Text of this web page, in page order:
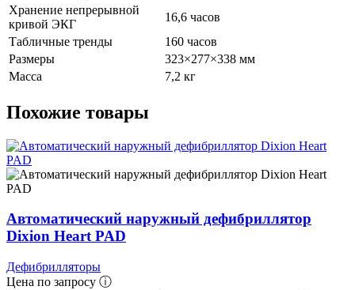
Хранение непрерывной
кривой ЭКГ
16,6 часов
Табличные тренды
160 часов
Размеры
323×277×338 мм
Масса
7,2 кг
Похожие товары
Автоматический наружный дефибриллятор
Dixion Heart PAD
Дефибрилляторы
Цена по запросу ⓘ